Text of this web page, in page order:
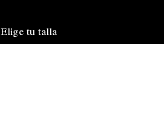
Elige tu talla